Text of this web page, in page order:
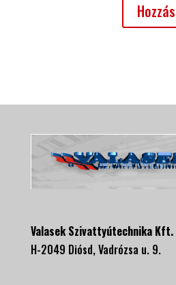
Valasek Szivattyútechnika Kft.
H-2049 Diósd, Vadrózsa u. 9.